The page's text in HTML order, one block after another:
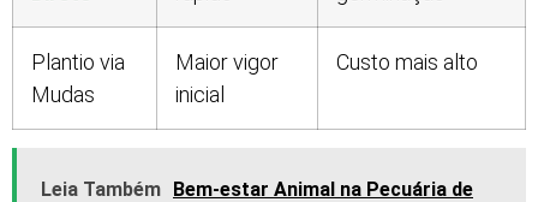
Plantio via
Mudas
Maior vigor
inicial
Custo mais alto
Leia Também Bem-estar Animal na Pecuária de